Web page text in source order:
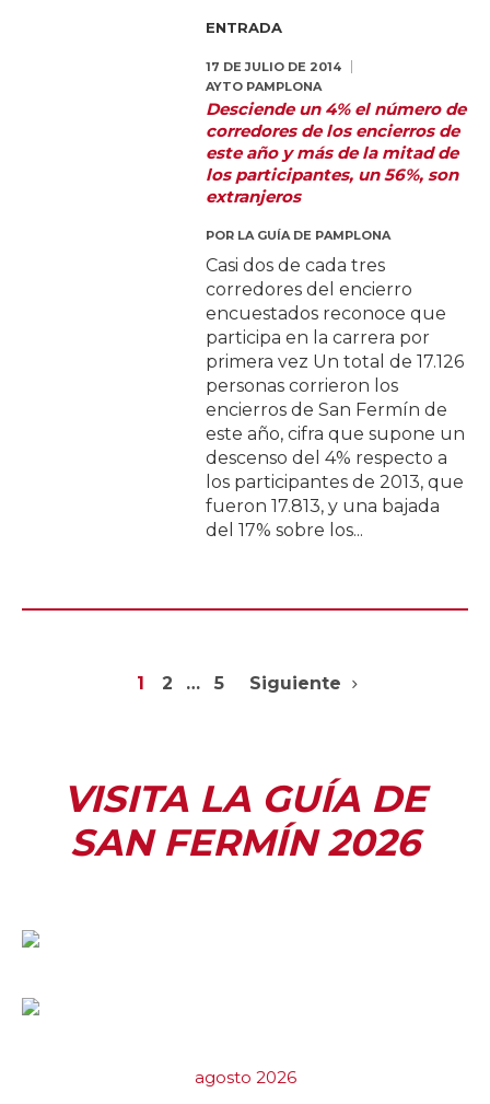
ENTRADA
17 DE JULIO DE 2014
AYTO PAMPLONA
Desciende un 4% el número de
corredores de los encierros de
este año y más de la mitad de
los participantes, un 56%, son
extranjeros
POR LA GUÍA DE PAMPLONA
Casi dos de cada tres
corredores del encierro
encuestados reconoce que
participa en la carrera por
primera vez Un total de 17.126
personas corrieron los
encierros de San Fermín de
este año, cifra que supone un
descenso del 4% respecto a
los participantes de 2013, que
fueron 17.813, y una bajada
del 17% sobre los...
1 2 … 5 Siguiente
VISITA LA GUÍA DE
SAN FERMÍN 2026
agosto 2026